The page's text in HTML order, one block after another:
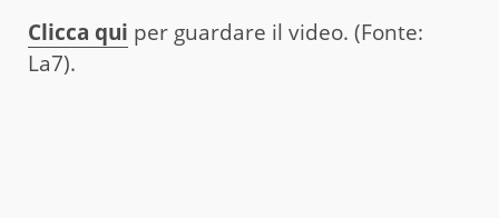
Clicca qui per guardare il video. (Fonte:
La7).